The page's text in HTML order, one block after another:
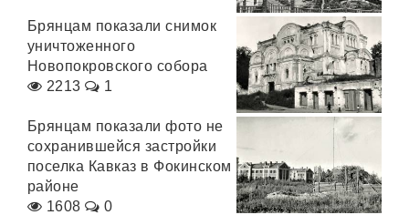
Брянцам показали снимок
уничтоженного
Новопокровского собора
2213
1
Брянцам показали фото не
сохранившейся застройки
поселка Кавказ в Фокинском
районе
1608
0